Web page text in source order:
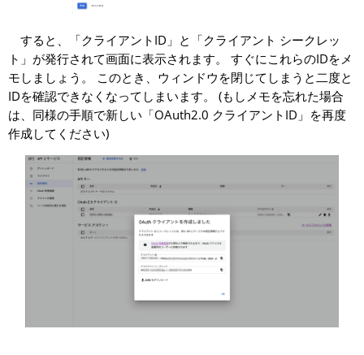
すると、「クライアントID」と「クライアント シークレッ
ト」が発行されて画面に表示されます。 すぐにこれらのIDをメ
モしましょう。 このとき、ウィンドウを閉じてしまうと二度と
IDを確認できなくなってしまいます。 (もしメモを忘れた場合
は、同様の手順で新しい「OAuth2.0 クライアントID」を再度
作成してください)